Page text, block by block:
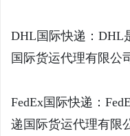
DHL国际快递：DHL
国际货运代理有限公
FedEx国际快递：
递国际货运代理有限